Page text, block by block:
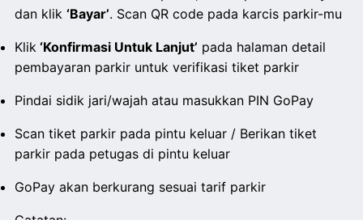
dan klik ‘Bayar’. Scan QR code pada karcis parkir-mu
Klik‘Konfirmasi Untuk Lanjut’ pada halaman detail
pembayaran parkir untuk verifikasi tiket parkir
Pindai sidik jari/wajah atau masukkan PIN GoPay
Scan tiket parkir pada pintu keluar / Berikan tiket
parkir pada petugas di pintu keluar
GoPay akan berkurang sesuai tarif parkir